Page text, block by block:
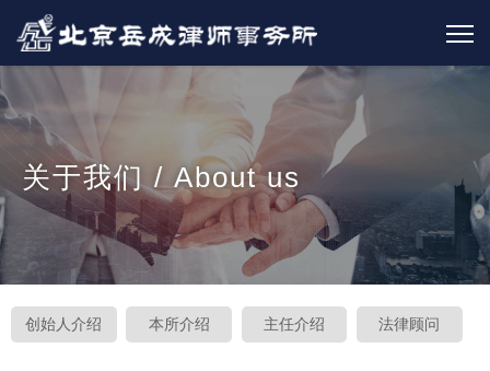
关于我们 / About us
创始人介绍 本所介绍 主任介绍 法律顾问